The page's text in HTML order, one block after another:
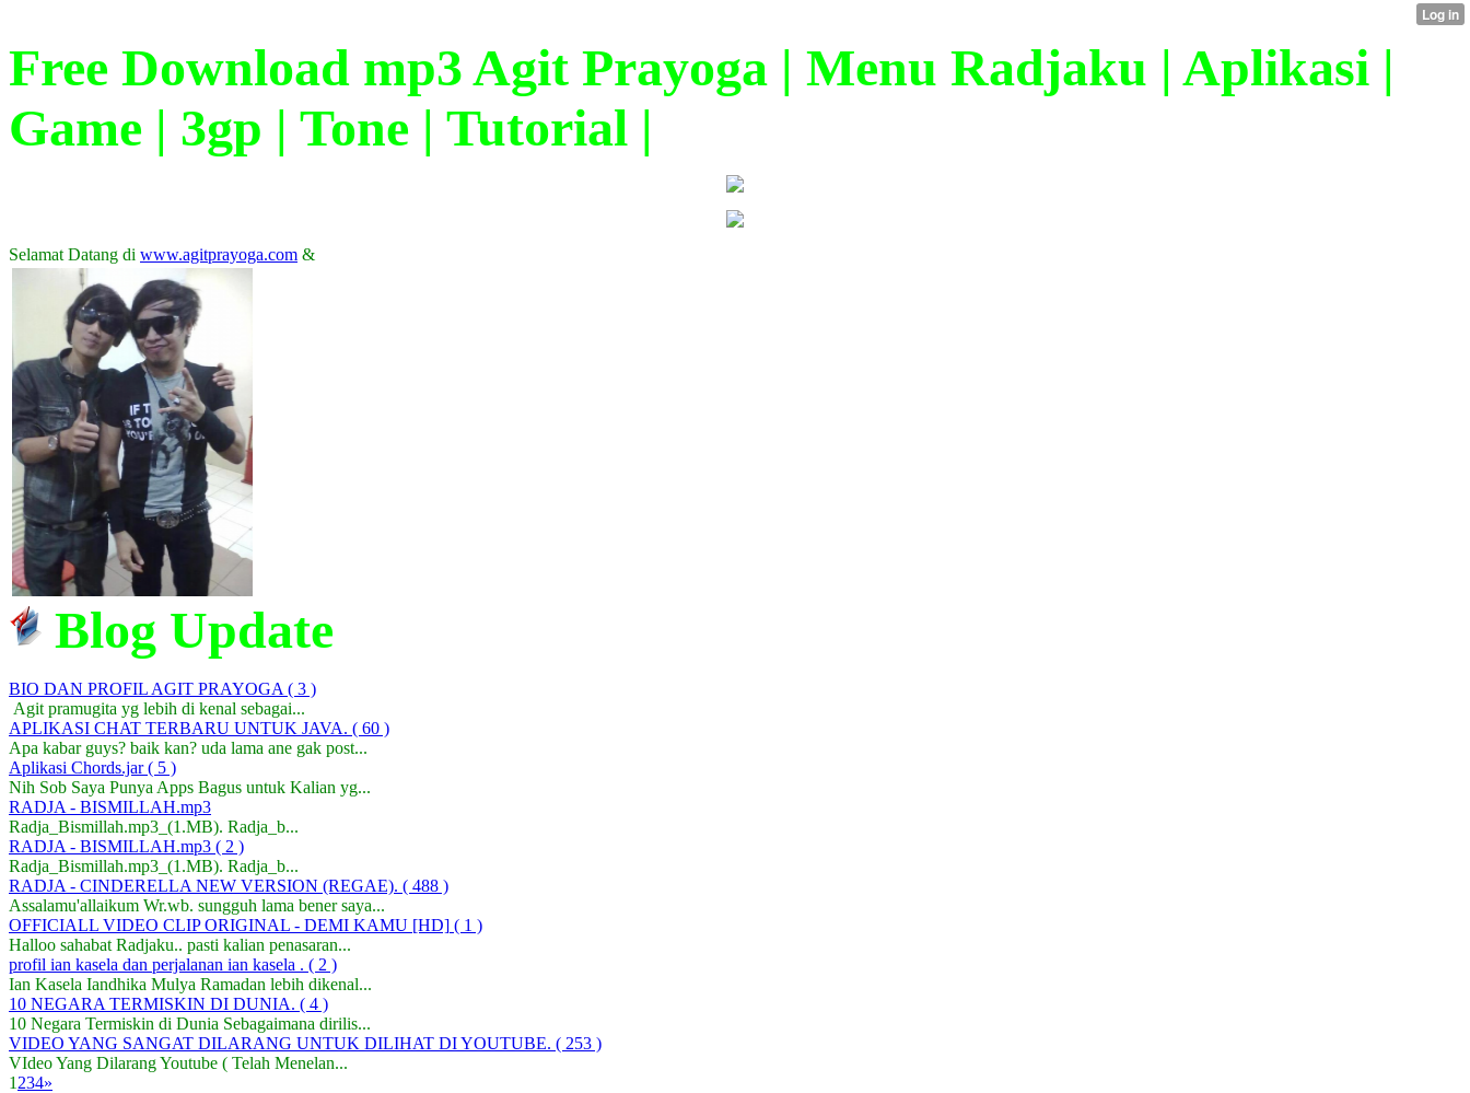
Free Download mp3 Agit Prayoga | Menu Radjaku | Aplikasi |
Game | 3gp | Tone | Tutorial |
Selamat Datang di www.agitprayoga.com &
Blog Update
BIO DAN PROFIL AGIT PRAYOGA ( 3 )
Agit pramugita yg lebih di kenal sebagai...
APLIKASI CHAT TERBARU UNTUK JAVA. ( 60 )
Apa kabar guys? baik kan? uda lama ane gak post...
Aplikasi Chords.jar ( 5 )
Nih Sob Saya Punya Apps Bagus untuk Kalian yg...
RADJA - BISMILLAH.mp3
Radja_Bismillah.mp3_(1.MB). Radja_b...
RADJA - BISMILLAH.mp3 ( 2 )
Radja_Bismillah.mp3_(1.MB). Radja_b...
RADJA - CINDERELLA NEW VERSION (REGAE). ( 488 )
Assalamu'allaikum Wr.wb. sungguh lama bener saya...
OFFICIALL VIDEO CLIP ORIGINAL - DEMI KAMU [HD] ( 1 )
Halloo sahabat Radjaku.. pasti kalian penasaran...
profil ian kasela dan perjalanan ian kasela . ( 2 )
Ian Kasela Iandhika Mulya Ramadan lebih dikenal...
10 NEGARA TERMISKIN DI DUNIA. ( 4 )
10 Negara Termiskin di Dunia Sebagaimana dirilis...
VIDEO YANG SANGAT DILARANG UNTUK DILIHAT DI YOUTUBE. ( 253 )
VIdeo Yang Dilarang Youtube ( Telah Menelan...
1 234»